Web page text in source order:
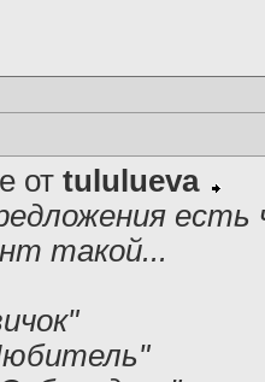
от tululueva
есть
такой...